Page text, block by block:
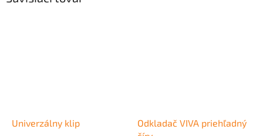
Univerzálny klip
Odkladač VIVA priehľadný